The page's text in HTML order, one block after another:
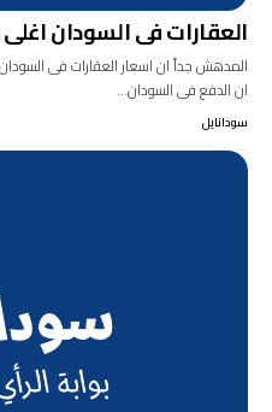
العقارات فى السودان
المدهش جداً ان اسعار العقارات فى
ان الدفع فى السودان…
سودانايل